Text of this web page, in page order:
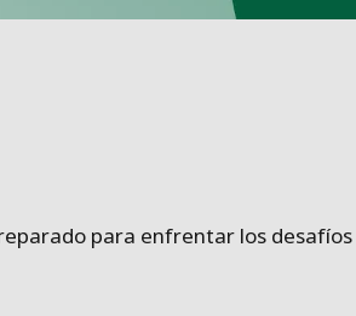
para enfrentar los